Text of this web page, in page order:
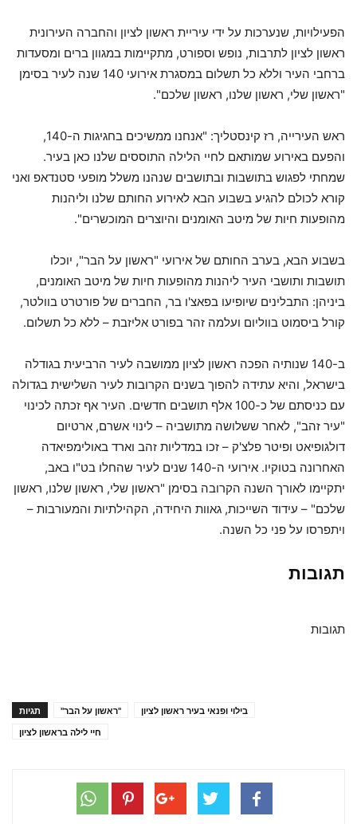
הפעילויות, שנערכות על ידי עיריית ראשון לציון והחברה העירונית
ראשון לציון לתרבות, נופש וספורט, מתקיימות במגוון ברים ומסעדות
ברחבי העיר וללא כל תשלום במסגרת אירועי 140 שנה לעיר בסימן
"ראשון שלי, ראשון שלנו, ראשון שלכם".
ראש העירייה, רז קינסטליך: "אנחנו ממשיכים בחגיגות ה-140,
והפעם באירוע שמותאם לחיי הלילה התוססים שלנו כאן בעיר.
שמחתי לפגוש בתושבות ובתושבים שנהנו משלל מופעי סטנדאפ ואני
קורא לכולם להגיע בשבוע הבא לאירוע החותם שלנו וליהנות
מהופעות חיות של מיטב האומנים והיוצרים המוכשרים".
בשבוע הבא, בערב החותם של אירועי "ראשון על הבר", יוכלו
תושבות ותושבי העיר ליהנות מהופעות חיות של מיטב האומנים,
ביניהן: התבלינים שיופיעו בפאצ'ו בר, החברים של פורטרט בוולטר,
קורל ביסמוט בווליום ועלמה זהר בפורט אליזבת – ללא כל תשלום.
ב-140 שנותיה הפכה ראשון לציון ממושבה לעיר הרביעית בגודלה
בישראל, והיא עתידה להפוך בשנים הקרובות לעיר השלישית בגדולה
עם כניסתם של כ-100 אלף תושבים חדשים. העיר אף זכתה לכינוי
"עיר זהב", לאחר ששלושה מתושביה – לינוי אשרם, ארטיום
דולגופיאט ופיטר פלצ'ק – זכו במדליות זהב וארד באולימפיאדה
האחרונה בטוקיו. אירועי ה-140 שנים לעיר שהחלו בט"ו באב,
יתקיימו לאורך השנה הקרובה בסימן "ראשון שלי, ראשון שלנו, ראשון
שלכם" – עידוד השייכות, גאוות היחידה, הקהילתיות והמעורבות –
ויתפרסו על פני כל השנה.
תגובות
תגובות
תגיות "ראשון על הבר"
בילוי ופנאי בעיר ראשון לציון
חיי לילה בראשון לציון